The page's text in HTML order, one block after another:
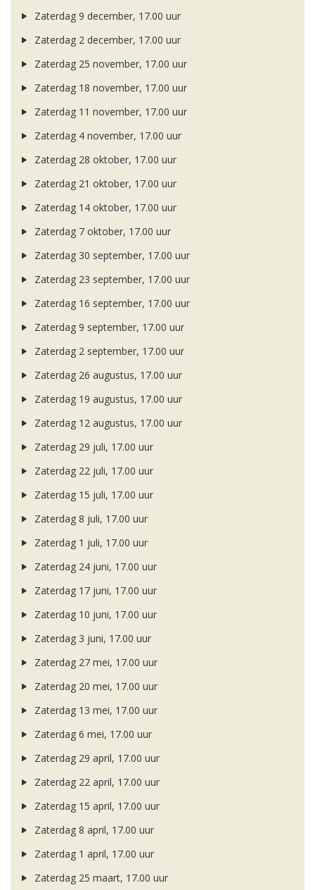
Zaterdag 9 december, 17.00 uur
Zaterdag 2 december, 17.00 uur
Zaterdag 25 november, 17.00 uur
Zaterdag 18 november, 17.00 uur
Zaterdag 11 november, 17.00 uur
Zaterdag 4 november, 17.00 uur
Zaterdag 28 oktober, 17.00 uur
Zaterdag 21 oktober, 17.00 uur
Zaterdag 14 oktober, 17.00 uur
Zaterdag 7 oktober, 17.00 uur
Zaterdag 30 september, 17.00 uur
Zaterdag 23 september, 17.00 uur
Zaterdag 16 september, 17.00 uur
Zaterdag 9 september, 17.00 uur
Zaterdag 2 september, 17.00 uur
Zaterdag 26 augustus, 17.00 uur
Zaterdag 19 augustus, 17.00 uur
Zaterdag 12 augustus, 17.00 uur
Zaterdag 29 juli, 17.00 uur
Zaterdag 22 juli, 17.00 uur
Zaterdag 15 juli, 17.00 uur
Zaterdag 8 juli, 17.00 uur
Zaterdag 1 juli, 17.00 uur
Zaterdag 24 juni, 17.00 uur
Zaterdag 17 juni, 17.00 uur
Zaterdag 10 juni, 17.00 uur
Zaterdag 3 juni, 17.00 uur
Zaterdag 27 mei, 17.00 uur
Zaterdag 20 mei, 17.00 uur
Zaterdag 13 mei, 17.00 uur
Zaterdag 6 mei, 17.00 uur
Zaterdag 29 april, 17.00 uur
Zaterdag 22 april, 17.00 uur
Zaterdag 15 april, 17.00 uur
Zaterdag 8 april, 17.00 uur
Zaterdag 1 april, 17.00 uur
Zaterdag 25 maart, 17.00 uur